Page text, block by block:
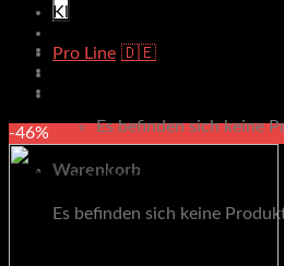
Es befinden sich keine
Warenkorb
Es befinden sich keine
Klimmzug & Dip
Pro Line
-46%